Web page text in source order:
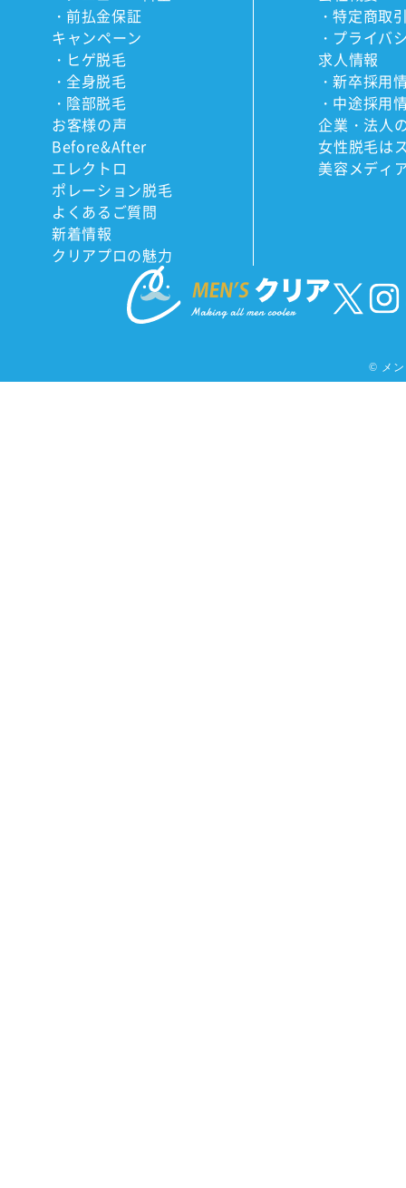
前払金保証
キャンペーン
ヒゲ脱毛
全身脱毛
陰部脱毛
お客様の声
Before&After
エレクトロ
ポレーション脱毛
よくあるご質問
新着情報
クリアプロの魅力
特定商取
プライバ
求人情報
新卒採用
中途採用
企業・法人
女性脱毛は
美容メディ
© メ